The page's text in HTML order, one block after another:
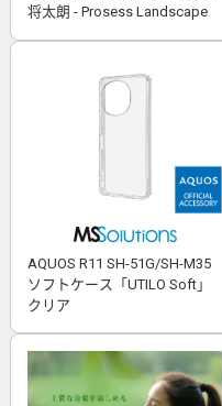
将太朗 - Prosess Landscape
AQUOS R11 SH-51G/SH-M35
ソフトケース「UTILO Soft」
クリア